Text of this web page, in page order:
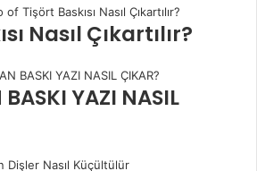
Nasıl Çıkartılır?
YAZI NASIL